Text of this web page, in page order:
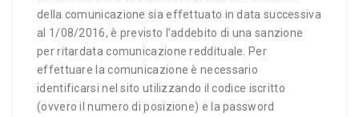
della comunicazione sia effettuato in data successiva
al 1/08/2016, è previsto l’addebito di una sanzione
per ritardata comunicazione reddituale. Per
effettuare la comunicazione è necessario
identificarsi nel sito utilizzando il codice iscritto
(ovvero il numero di posizione) e la password